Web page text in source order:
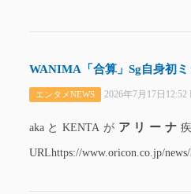
WANIMA「合算」Sg自身初ミ
エンタメNEWS 2026年7月17日12:52
akaとKENTAが アリーナ
URLhttps://www.oricon.co.jp/